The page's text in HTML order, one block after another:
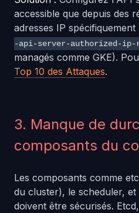
accessible que depuis des
adresses IP
-api-server-authorized-ip-
managés comme GKE).
Top 10 des Attaques.
3. Manque de
composants du
Les composants comme
du cluster), le scheduler,
doivent être sécurisés.